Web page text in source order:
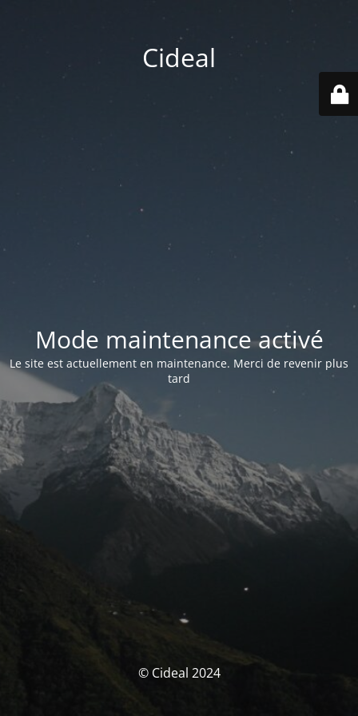
Cideal
Mode maintenance activé
Le site est actuellement en maintenance. Merci de revenir plus
tard
© Cideal 2024